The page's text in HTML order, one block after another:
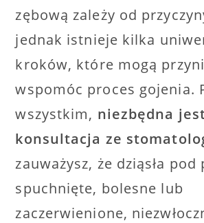
zębową zależy od
jednak istnieje kilka
kroków, które mogą
wspomóc proces gojenia.
wszystkim, niezbędna
konsultacja ze
zauważysz, że dziąsła pod
spuchnięte, bolesne lub
zaczerwienione,